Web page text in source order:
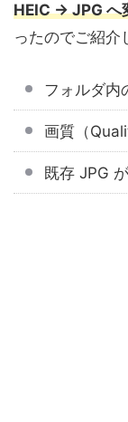
HEIC → JPG へ
ったのでご紹介
フォルダ内
画質（
既存 JPG